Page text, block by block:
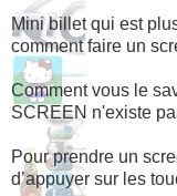
Mini billet qui est
comment faire un
Comment vous le
SCREEN n'existe
Pour prendre un
d’appuyer sur les